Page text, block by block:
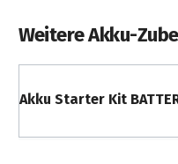
Weitere Akku-
Akku Starter Kit